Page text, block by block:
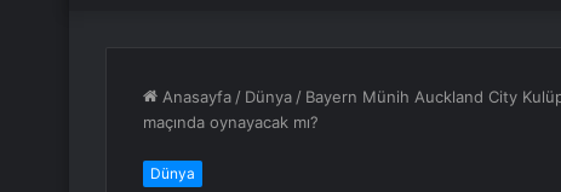
Anasayfa / Dünya / Bayern Münih Auckland City
maçında oynayacak mı?
Dünya